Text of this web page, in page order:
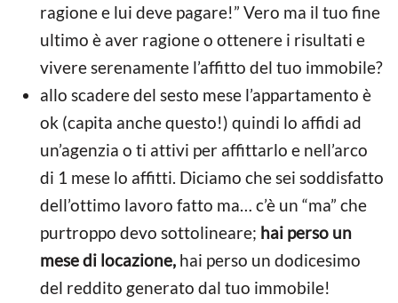
ragione e lui deve pagare!” Vero ma il tuo fine
ultimo è aver ragione o ottenere i risultati e
vivere serenamente l’affitto del tuo immobile?
allo scadere del sesto mese l’appartamento è
ok (capita anche questo!) quindi lo affidi ad
un’agenzia o ti attivi per affittarlo e nell’arco
di 1 mese lo affitti. Diciamo che sei soddisfatto
dell’ottimo lavoro fatto ma… c’è un “ma” che
purtroppo devo sottolineare; hai perso un
mese di locazione, hai perso un dodicesimo
del reddito generato dal tuo immobile!